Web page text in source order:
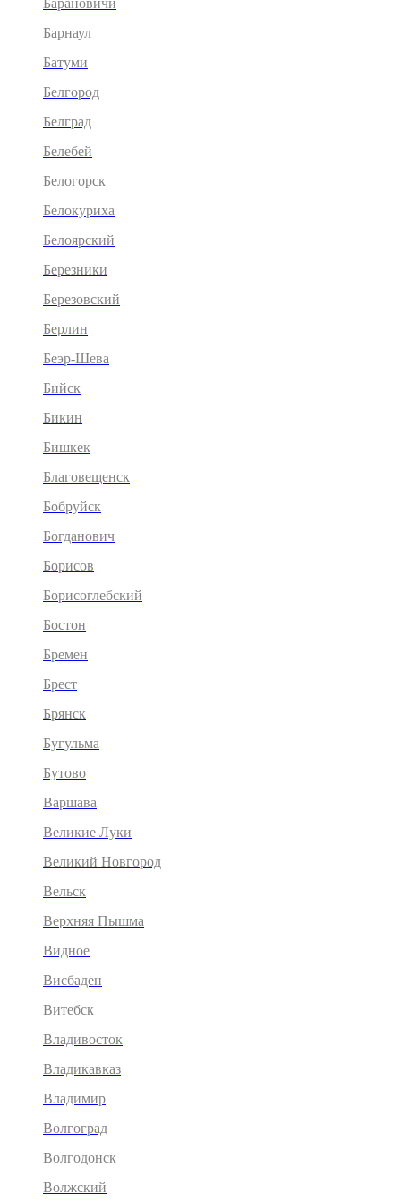
Барановичи
Барнаул
Батуми
Белгород
Белград
Белебей
Белогорск
Белокуриха
Белоярский
Березники
Березовский
Берлин
Беэр-Шева
Бийск
Бикин
Бишкек
Благовещенск
Бобруйск
Богданович
Борисов
Борисоглебский
Бостон
Бремен
Брест
Брянск
Бугульма
Бутово
Варшава
Великие Луки
Великий Новгород
Вельск
Верхняя Пышма
Видное
Висбаден
Витебск
Владивосток
Владикавказ
Владимир
Волгоград
Волгодонск
Волжский